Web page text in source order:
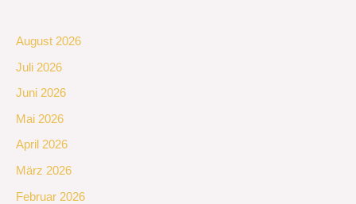
August 2026
Juli 2026
Juni 2026
Mai 2026
April 2026
März 2026
Februar 2026